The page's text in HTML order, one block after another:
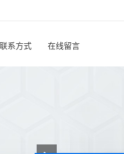
联系方式 在线留言